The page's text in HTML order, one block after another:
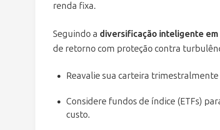
renda fixa.
Seguindo a diversificação inteligente
de retorno com proteção contra
Reavalie sua carteira
Considere fundos de índice (ETFs)
custo.